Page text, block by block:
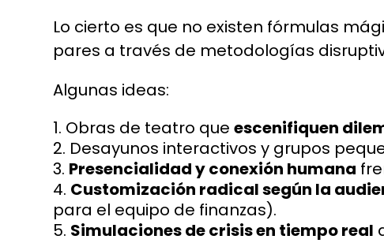
Lo cierto es que no existen fórmulas
pares a través de metodologías
Algunas ideas:
Obras de teatro queescenifiquen
Desayunos interactivos y grupos
Presencialidad y conexión humana
Customización radical según la
para el equipo de finanzas).
Simulaciones de crisis en tiempo real